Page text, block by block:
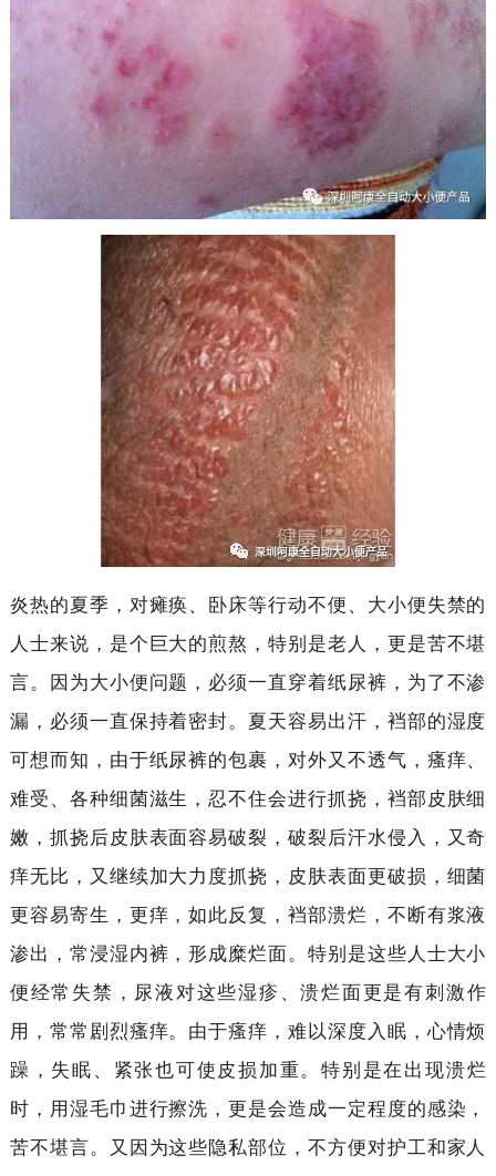
炎热的夏季，对瘫痪、卧床等行动不便、大小便失禁的
人士来说，是个巨大的煎熬，特别是老人，更是苦不堪
言。因为大小便问题，必须一直穿着纸尿裤，为了不渗
漏，必须一直保持着密封。夏天容易出汗，裆部的湿度
可想而知，由于纸尿裤的包裹，对外又不透气，瘙痒、
难受、各种细菌滋生，忍不住会进行抓挠，裆部皮肤细
嫩，抓挠后皮肤表面容易破裂，破裂后汗水侵入，又奇
痒无比，又继续加大力度抓挠，皮肤表面更破损，细菌
更容易寄生，更痒，如此反复，裆部溃烂，不断有浆液
渗出，常浸湿内裤，形成糜烂面。特别是这些人士大小
便经常失禁，尿液对这些湿疹、溃烂面更是有刺激作
用，常常剧烈瘙痒。由于瘙痒，难以深度入眠，心情烦
躁，失眠、紧张也可使皮损加重。特别是在出现溃烂
时，用湿毛巾进行擦洗，更是会造成一定程度的感染，
苦不堪言。又因为这些隐私部位，不方便对护工和家人